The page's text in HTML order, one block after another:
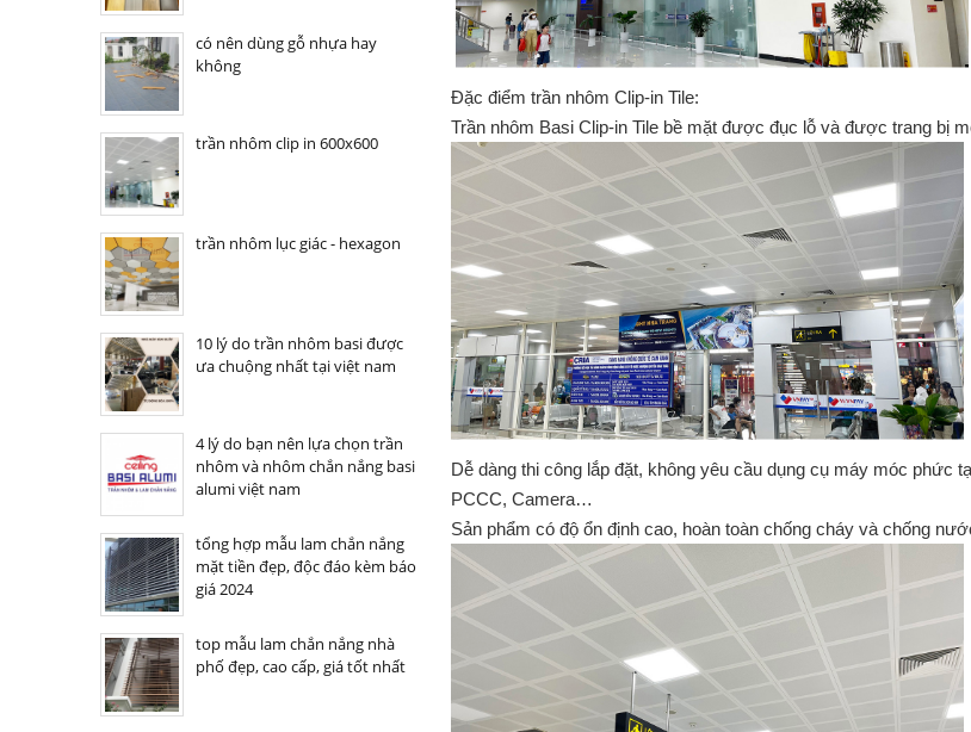
Đặc điểm trần nhôm Clip-in Tile:
Trần nhôm Basi Clip-in Tile bề mặt được đục lỗ và được trang bị
Dễ dàng thi công lắp đặt, không yêu cầu dụng cụ máy móc phức
PCCC, Camera…
Sản phẩm có độ ổn định cao, hoàn toàn chống cháy và chống
có nên dùng gỗ nhựa hay
không
trần nhôm clip in 600x600
trần nhôm lục giác - hexagon
10 lý do trần nhôm basi được
ưa chuộng nhất tại việt nam
4 lý do bạn nên lựa chọn trần
nhôm và nhôm chắn nắng basi
alumi việt nam
tổng hợp mẫu lam chắn nắng
mặt tiền đẹp, độc đáo kèm báo
giá 2024
top mẫu lam chắn nắng nhà
phố đẹp, cao cấp, giá tốt nhất